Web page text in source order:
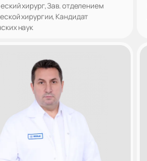
хирург, Зав. отделением
хирургии, Кандидат
наук